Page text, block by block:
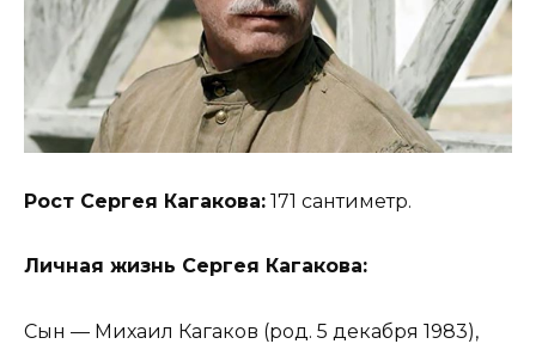
Рост Сергея Кагакова: 171 сантиметр.
Личная жизнь Сергея Кагакова:
Сын — Михаил Кагаков (род. 5 декабря 1983),